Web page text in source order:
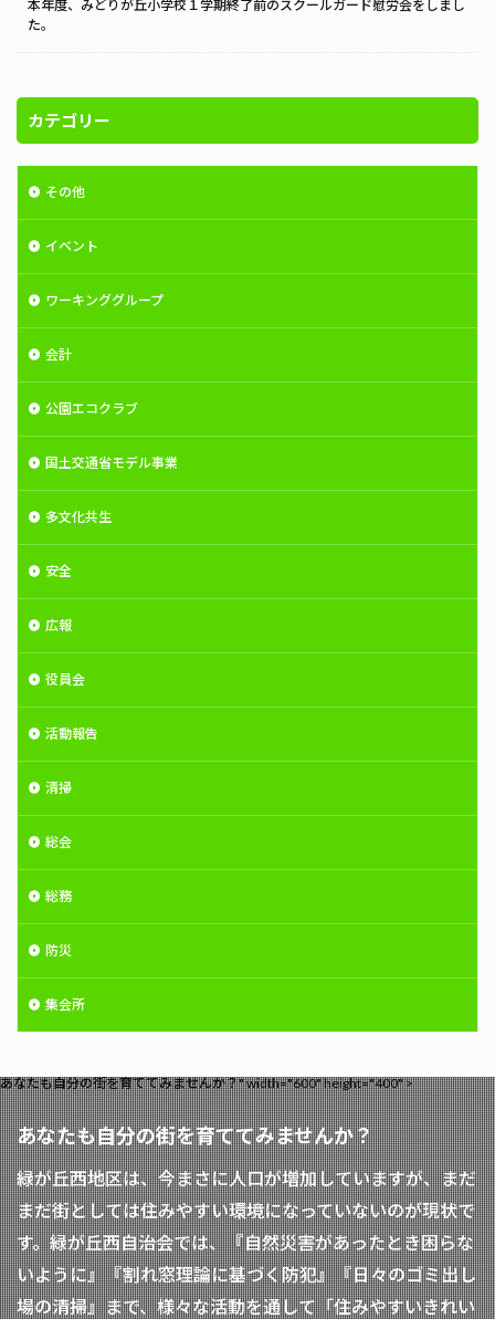
本年度、みどりが丘小学校１学期終了前のスクールガード慰労会をしまし
た。
カテゴリー
その他
イベント
ワーキンググループ
会計
公園エコクラブ
国土交通省モデル事業
多文化共生
安全
広報
役員会
活動報告
清掃
総会
総務
防災
集会所
あなたも自分の街を育ててみませんか？" width="600" height="400" >
あなたも自分の街を育ててみませんか？
緑が丘西地区は、今まさに人口が増加していますが、まだ
まだ街としては住みやすい環境になっていないのが現状で
す。緑が丘西自治会では、『自然災害があったとき困らな
いように』『割れ窓理論に基づく防犯』『日々のゴミ出し
場の清掃』まで、様々な活動を通して「住みやすいきれい